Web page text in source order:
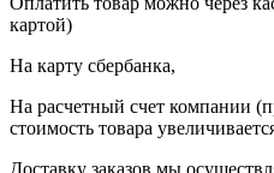
картой)
На карту сбербанка,
На расчетный счет компании
стоимость товара
Доставку заказов мы